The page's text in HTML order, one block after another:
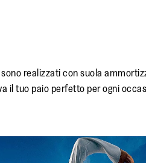
realizzati con suola
il tuo paio perfetto per ogni